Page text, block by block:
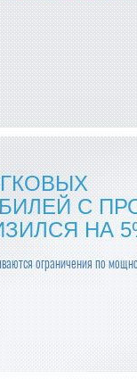
С
НА
ограничения по